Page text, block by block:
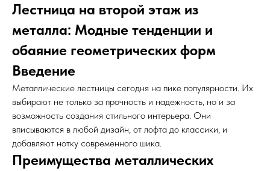
Лестница на второй этаж из
металла: Модные тенденции и
обаяние геометрических форм
Введение
Металлические лестницы сегодня на пике популярности. Их
выбирают не только за прочность и надежность, но и за
возможность создания стильного интерьера. Они
вписываются в любой дизайн, от лофта до классики, и
добавляют нотку современного шика.
Преимущества металлических